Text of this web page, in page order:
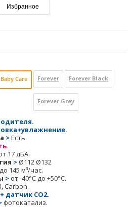
Избранное
Baby Care Forever Forever Black
Forever Grey
>Есть.
17 дБА.
>Ø112 Ø132
до 145 м³/час.
> от -40°С до +50°С.
Сarbon.
+ датчик СО2.
фотокатализ.